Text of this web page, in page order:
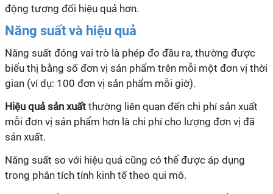
động tương đối hiệu quả hơn.
Năng suất và hiệu quả
Năng suất đóng vai trò là phép đo đầu ra, thường được
biểu thị bằng số đơn vị sản phẩm trên mỗi một đơn vị thời
gian (ví dụ: 100 đơn vị sản phẩm mỗi giờ).
Hiệu quả sản xuất thường liên quan đến chi phí sản xuất
mỗi đơn vị sản phẩm hơn là chi phí cho lượng đơn vị đã
sản xuất.
Năng suất so với hiệu quả cũng có thể được áp dụng
trong phân tích tính kinh tế theo qui mô.